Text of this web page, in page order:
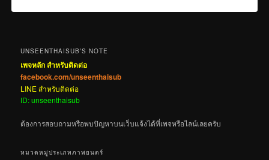
UNSEENTHAISUB’S NOTE
เพจหลัก สำหรับติดต่อ
facebook.com/unseenthaisub
LINE สำหรับติดต่อ
ID: unseenthaisub
ต้องการสอบถามหรือพบปัญหาบนเว็บแจ้งได้ที่เพจหรือไลน์เลยครับ
หมวดหมู่ประเภทภาพยนตร์